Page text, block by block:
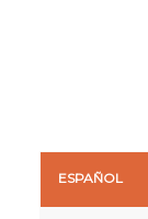
ESPAÑOL